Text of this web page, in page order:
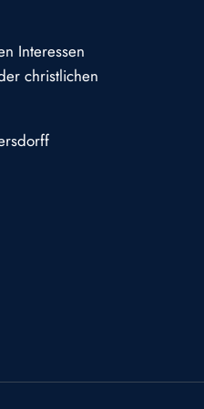
Interessen
christlichen